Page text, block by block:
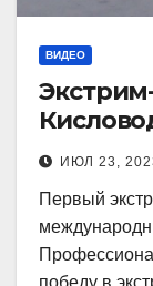
ВИДЕО
ИЮЛ 23,
Первый
победу в